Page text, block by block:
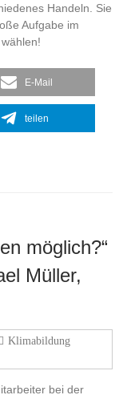
Handeln. Sie
Aufgabe im
E-Mail
teilen
möglich?“
Müller,
Klimabildung
bei der